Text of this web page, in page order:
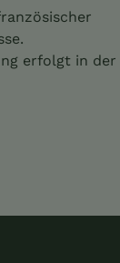
erfolgt in der